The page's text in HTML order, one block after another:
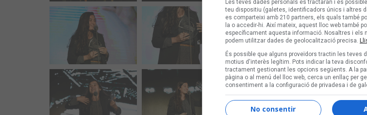
Les teves dades personals es tractaran i és
teu dispositiu (galetes, identificadors únics i altres
es comparteixi amb 210 partners, els quals també
la o accedir-hi. Així mateix, aquest lloc web també
específicament aquesta informació. Nosaltres i els
podem utilitzar dades de geolocalització precisa.
És possible que alguns proveïdors tractin les teves
motius d'interès legítim. Pots indicar la teva
tractament gestionant les opcions següents. A la
pàgina o al menú del lloc web, cerca un enllaç per
consentiment a la configuració de privadesa i de
No consentir